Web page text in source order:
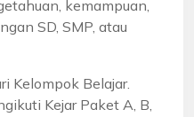
kemampuan,
SD, SMP, atau
Kelompok Belajar.
Kejar Paket A, B,